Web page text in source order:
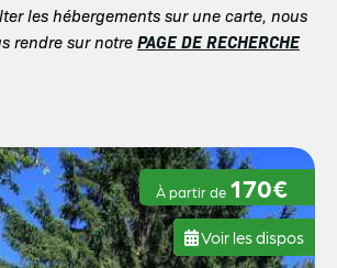
les hébergements sur une carte, nous
rendre sur notre PAGE DE RECHERCHE
À partir de 170€
Voir les dispos